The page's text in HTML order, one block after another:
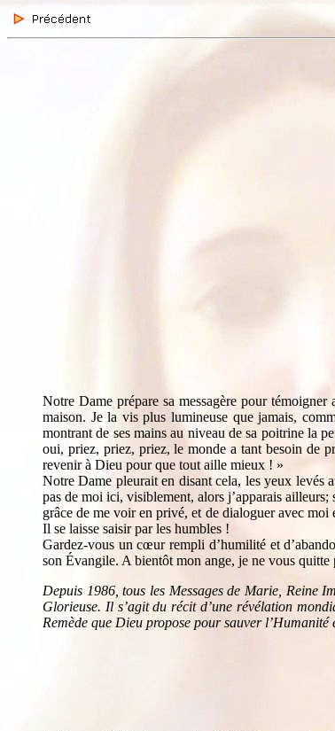
Notre Dame prépare sa messagère pour
maison. Je la vis plus lumineuse que jamais,
montrant de ses mains au niveau de sa poitrine la
oui, priez, priez, priez, le monde a tant besoin de
revenir à Dieu pour que tout aille mieux ! »
Notre Dame pleurait en disant cela, les yeux levés
pas de moi ici, visiblement, alors j’apparais
grâce de me voir en privé, et de dialoguer avec
Il se laisse saisir par les humbles !
Gardez-vous un cœur rempli d’humilité et
son Évangile. A bientôt mon ange, je ne vous
Depuis 1986, tous les Messages de Marie, Reine
Glorieuse. Il s’agit du récit d’une révélation
Remède que Dieu propose pour sauver l’Humanité